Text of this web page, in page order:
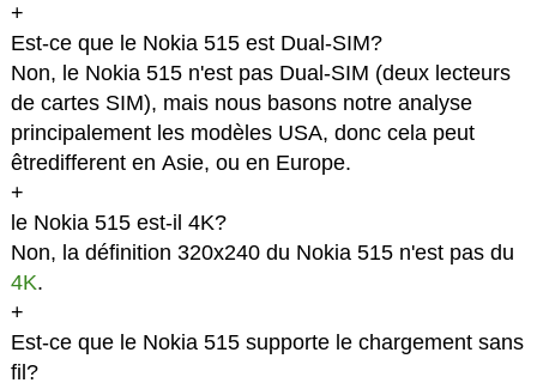
+
Est-ce que le Nokia 515 est Dual-SIM?
Non, le Nokia 515 n'est pas Dual-SIM (deux lecteurs
de cartes SIM), mais nous basons notre analyse
principalement les modèles USA, donc cela peut
êtredifferent en Asie, ou en Europe.
+
le Nokia 515 est-il 4K?
Non, la définition 320x240 du Nokia 515 n'est pas du
4K.
+
Est-ce que le Nokia 515 supporte le chargement sans
fil?